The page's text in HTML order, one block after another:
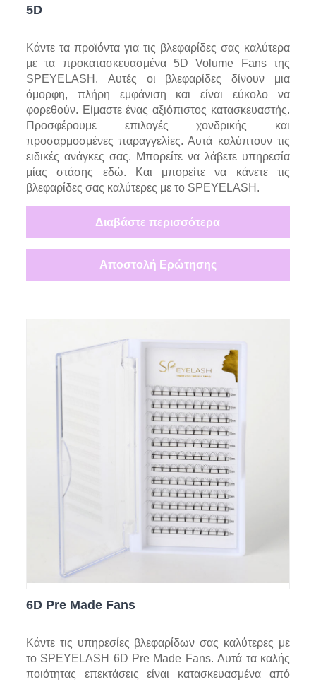
5D
Κάντε τα προϊόντα για τις βλεφαρίδες σας καλύτερα
με τα προκατασκευασμένα 5D Volume Fans της
SPEYELASH. Αυτές οι βλεφαρίδες δίνουν μια
όμορφη, πλήρη εμφάνιση και είναι εύκολο να
φορεθούν. Είμαστε ένας αξιόπιστος κατασκευαστής.
Προσφέρουμε επιλογές χονδρικής και
προσαρμοσμένες παραγγελίες. Αυτά καλύπτουν τις
ειδικές ανάγκες σας. Μπορείτε να λάβετε υπηρεσία
μίας στάσης εδώ. Και μπορείτε να κάνετε τις
βλεφαρίδες σας καλύτερες με το SPEYELASH.
Διαβάστε περισσότερα
Αποστολή Ερώτησης
6D Pre Made Fans
Κάντε τις υπηρεσίες βλεφαρίδων σας καλύτερες με
το SPEYELASH 6D Pre Made Fans. Αυτά τα καλής
ποιότητας επεκτάσεις είναι κατασκευασμένα από